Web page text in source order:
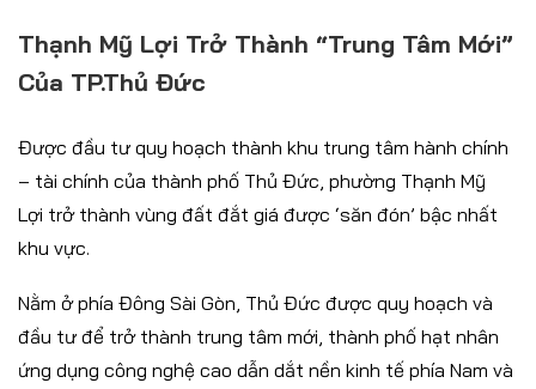
Thạnh Mỹ Lợi Trở Thành “trung Tâm Mới”
Của TP.Thủ Đức
Được đầu tư quy hoạch thành khu trung tâm hành chính
– tài chính của thành phố Thủ Đức, phường Thạnh Mỹ
Lợi trở thành vùng đất đắt giá được ‘săn đón’ bậc nhất
khu vực.
Nằm ở phía Đông Sài Gòn, Thủ Đức được quy hoạch và
đầu tư để trở thành trung tâm mới, thành phố hạt nhân
ứng dụng công nghệ cao dẫn dắt nền kinh tế phía Nam và